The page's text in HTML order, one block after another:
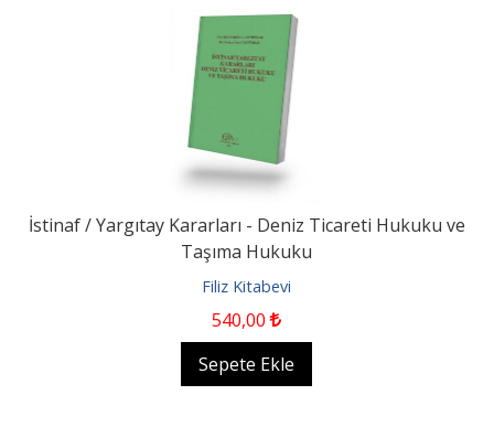
İstinaf / Yargıtay Kararları - Deniz Ticareti Hukuku ve
Taşıma Hukuku
Filiz Kitabevi
540,00
Sepete Ekle